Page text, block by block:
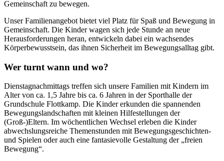
Gemeinschaft zu bewegen.
Unser Familienangebot bietet viel Platz für Spaß und Bewegung in
Gemeinschaft. Die Kinder wagen sich jede Stunde an neue
Herausforderungen heran, entwickeln dabei ein wachsendes
Körperbewusstsein, das ihnen Sicherheit im Bewegungsalltag gibt.
Wer turnt wann und wo?
Dienstagnachmittags treffen sich unsere Familien mit Kindern im
Alter von ca. 1,5 Jahre bis ca. 6 Jahren in der Sporthalle der
Grundschule Flottkamp. Die Kinder erkunden die spannenden
Bewegungslandschaften mit kleinen Hilfestellungen der
(Groß-)Eltern. Im wöchentlichen Wechsel erleben die Kinder
abwechslungsreiche Themenstunden mit Bewegungsgeschichten-
und Spielen oder auch eine fantasievolle Gestaltung der „freien
Bewegung“.